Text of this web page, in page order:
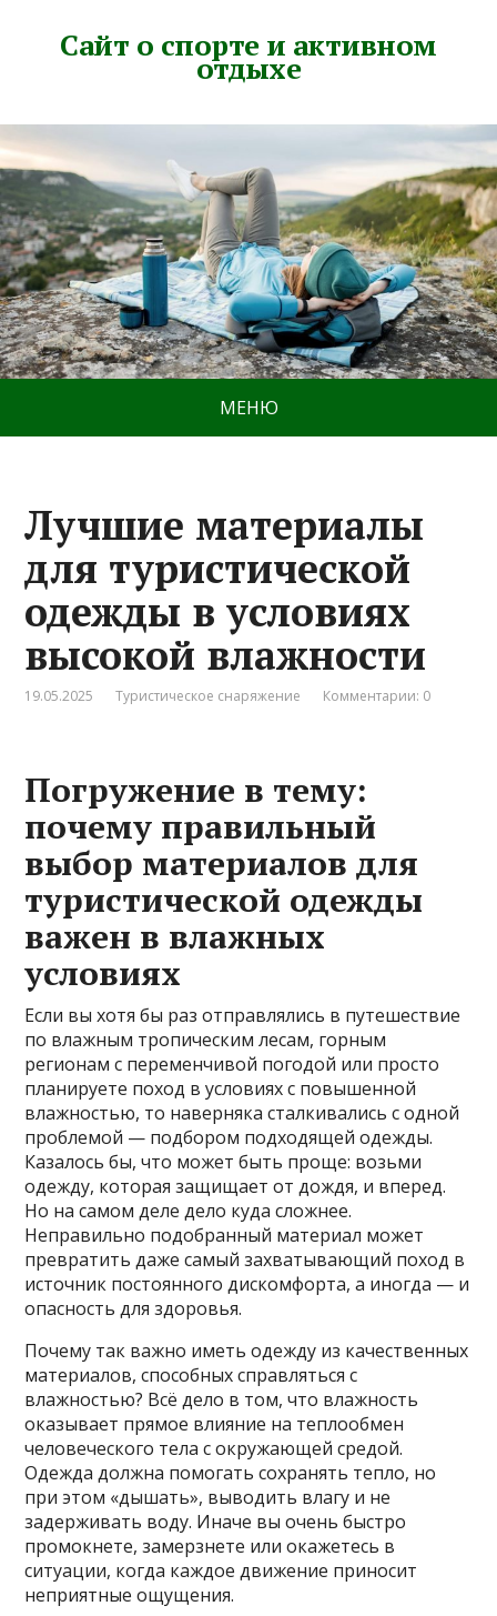
Сайт о спорте и активном
отдыхе
МЕНЮ
Лучшие материалы
для туристической
одежды в условиях
высокой влажности
19.05.2025 Туристическое снаряжение Комментарии: 0
Погружение в тему:
почему правильный
выбор материалов для
туристической одежды
важен в влажных
условиях
Если вы хотя бы раз отправлялись в путешествие
по влажным тропическим лесам, горным
регионам с переменчивой погодой или просто
планируете поход в условиях с повышенной
влажностью, то наверняка сталкивались с одной
проблемой — подбором подходящей одежды.
Казалось бы, что может быть проще: возьми
одежду, которая защищает от дождя, и вперед.
Но на самом деле дело куда сложнее.
Неправильно подобранный материал может
превратить даже самый захватывающий поход в
источник постоянного дискомфорта, а иногда — и
опасность для здоровья.
Почему так важно иметь одежду из качественных
материалов, способных справляться с
влажностью? Всё дело в том, что влажность
оказывает прямое влияние на теплообмен
человеческого тела с окружающей средой.
Одежда должна помогать сохранять тепло, но
при этом «дышать», выводить влагу и не
задерживать воду. Иначе вы очень быстро
промокнете, замерзнете или окажетесь в
ситуации, когда каждое движение приносит
неприятные ощущения.